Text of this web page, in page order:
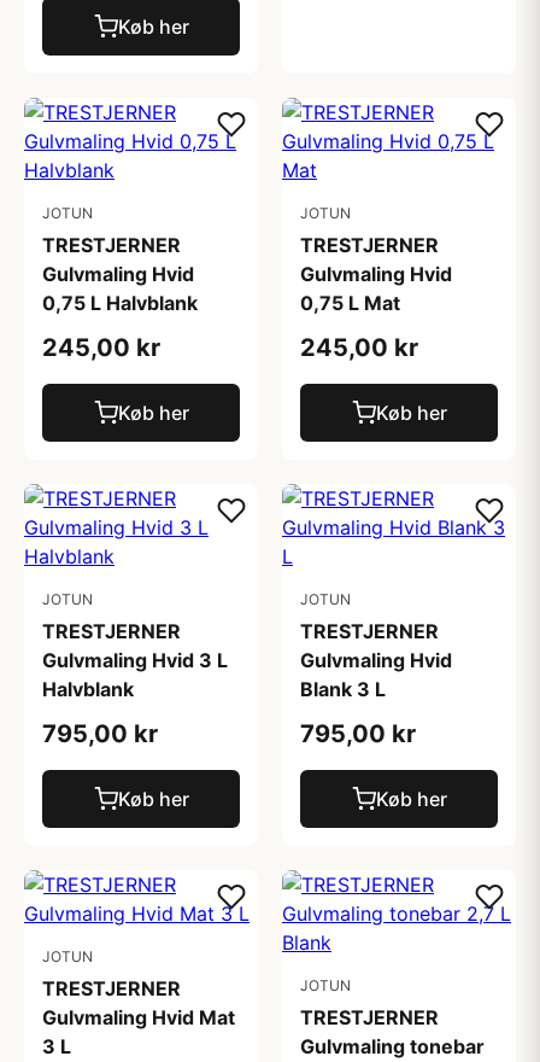
Køb her
JOTUN
TRESTJERNER
Gulvmaling Hvid
0,75 L Halvblank
245,00 kr
Køb her
JOTUN
TRESTJERNER
Gulvmaling Hvid
0,75 L Mat
245,00 kr
Køb her
JOTUN
TRESTJERNER
Gulvmaling Hvid 3 L
Halvblank
795,00 kr
Køb her
JOTUN
TRESTJERNER
Gulvmaling Hvid
Blank 3 L
795,00 kr
Køb her
JOTUN
TRESTJERNER
Gulvmaling Hvid Mat
3 L
JOTUN
TRESTJERNER
Gulvmaling tonebar